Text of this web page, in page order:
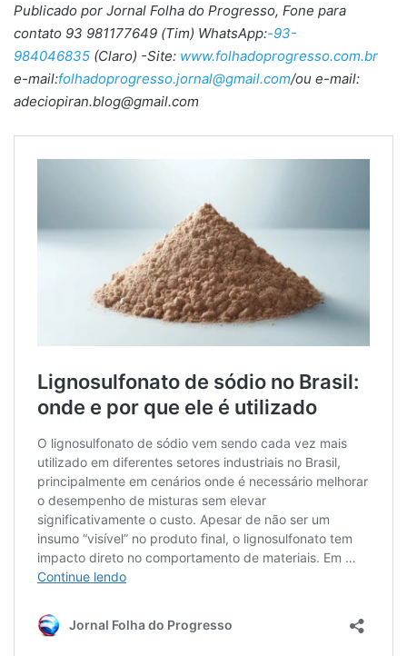
Publicado por Jornal Folha do Progresso, Fone para
contato 93 981177649 (Tim) WhatsApp:-93-
984046835 (Claro) -Site: www.folhadoprogresso.com.br
e-mail:folhadoprogresso.jornal@gmail.com/ou e-mail:
adeciopiran.blog@gmail.com